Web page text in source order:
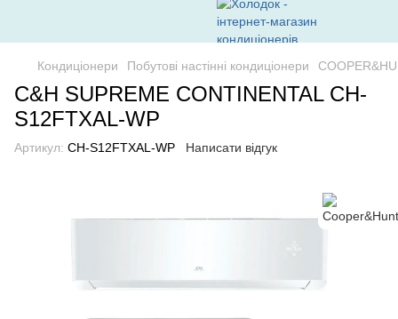
Кондиціонери Побутові настінні кондиціонери
С&H SUPREME CONTINENTAL CH-
S12FTXAL-WP
Артикул: CH-S12FTXAL-WP Написати відгук